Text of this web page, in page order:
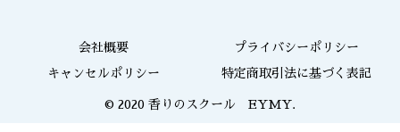
会社概要 プライバシーポリシー
キャンセルポリシー 特定商取引法に基づく表記
© 2020 香りのスクール EYMY.